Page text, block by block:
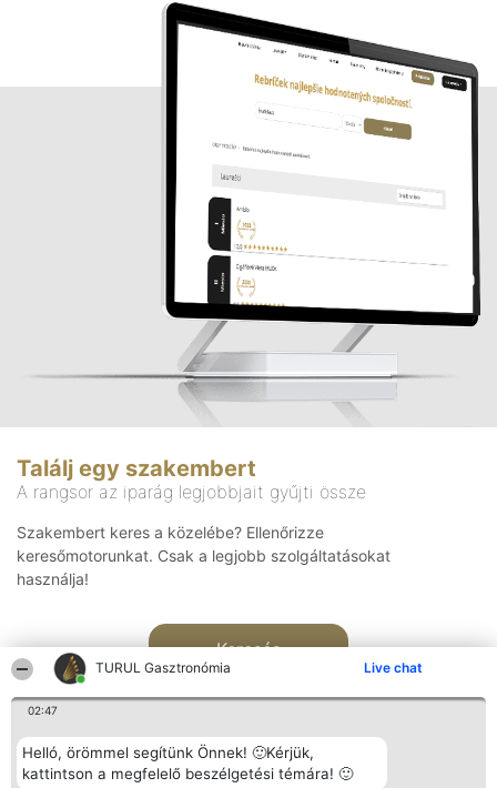
TURUL Gasztronómia Live chat
02:47
Helló, örömmel segítünk Önnek! 🙂Kérjük,
kattintson a megfelelő beszélgetési témára! 🙂
Találj egy szakembert
A rangsor az iparág legjobbjait gyűjti össze
Szakembert keres a közelébe? Ellenőrizze
keresőmotorunkat. Csak a legjobb szolgáltatásokat
használja!
Keresés